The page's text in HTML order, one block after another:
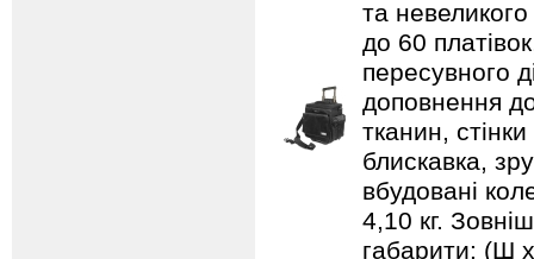
та
до 60
пересувного
доповнення
тканин,
блискавка,
вбудовані
4,10 кг.
габарити: (Ш